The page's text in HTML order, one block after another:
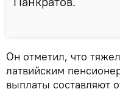
Он отметил, что
латвийским
выплаты составляют